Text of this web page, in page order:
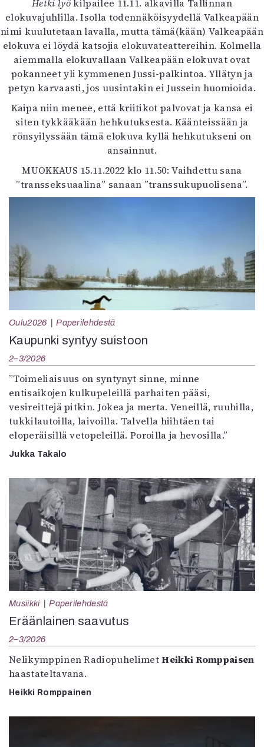
Hetki lyökilpailee 11.11. alkavilla Tallinnan
elokuvajuhlilla. Isolla todennäköisyydellä Valkeapään
nimi kuulutetaan lavalla, mutta tämä(kään) Valkeapään
elokuva ei löydä katsojia elokuvateattereihin. Kolmella
aiemmalla elokuvallaan Valkeapään elokuvat ovat
pokanneet yli kymmenen Jussi-palkintoa. Yllätyn ja
petyn karvaasti, jos uusintakin ei Jussein huomioida.
Kaipa niin menee, että kriitikot palvovat ja kansa ei
siten tykkääkään hehkutuksesta. Käänteissään ja
rönsyilyssään tämä elokuva kyllä hehkutukseni on
ansainnut.
MUOKKAUS 15.11.2022 klo 11.50: Vaihdettu sana
”transseksuaalina” sanaan ”transsukupuolisena”.
Oulu2026 Paperilehdestä
Kaupunki syntyy suistoon
2–3/2026
”Toimeliaisuus on syntynyt sinne, minne
entisaikojen kulkupeleillä parhaiten pääsi,
vesireittejä pitkin. Jokea ja merta. Veneillä, ruuhilla,
tukkilautoilla, laivoilla. Talvella hiihtäen tai
eloperäisillä vetopeleillä. Poroilla ja hevosilla.”
Jukka Takalo
Musiikki Paperilehdestä
Eräänlainen saavutus
2–3/2026
Nelikymppinen RadiopuhelimetHeikki Romppaisen
haastateltavana.
Heikki Romppainen